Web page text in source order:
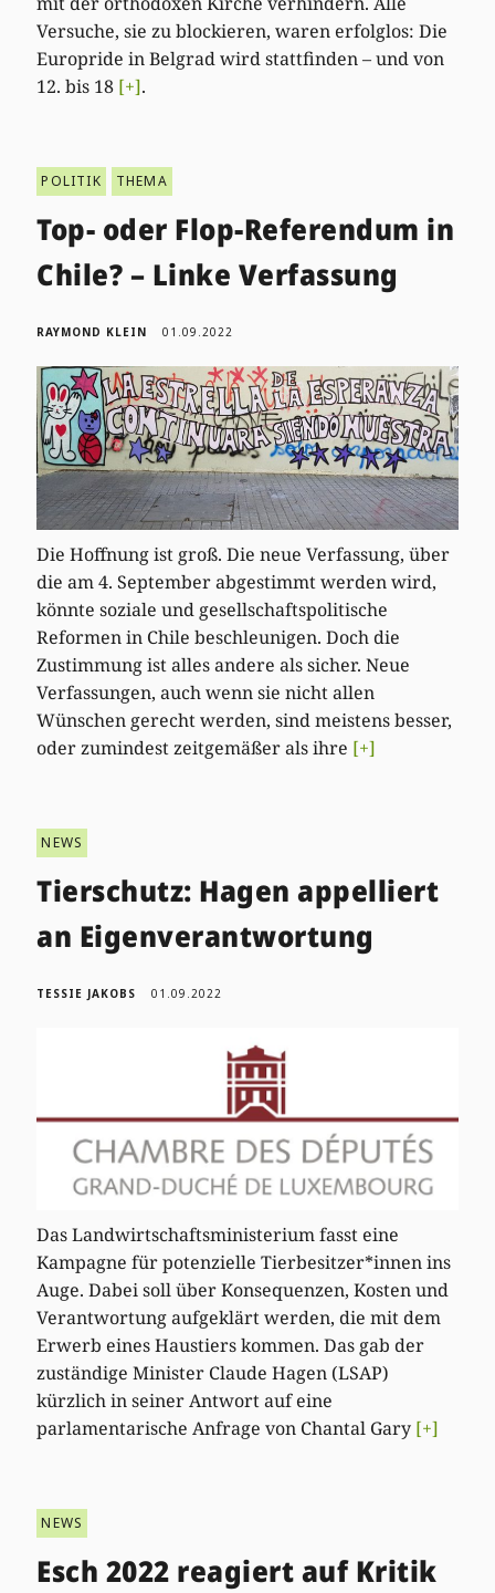
Versuche, sie zu blockieren, waren erfolglos: Die
Europride in Belgrad wird stattfinden – und von
12. bis 18 [+].
POLITIK THEMA
Top- oder Flop-Referendum in
Chile? – Linke Verfassung
RAYMOND KLEIN 01.09.2022
Die Hoffnung ist groß. Die neue Verfassung, über
die am 4. September abgestimmt werden wird,
könnte soziale und gesellschaftspolitische
Reformen in Chile beschleunigen. Doch die
Zustimmung ist alles andere als sicher. Neue
Verfassungen, auch wenn sie nicht allen
Wünschen gerecht werden, sind meistens besser,
oder zumindest zeitgemäßer als ihre [+]
NEWS
Tierschutz: Hagen appelliert
an Eigenverantwortung
TESSIE JAKOBS 01.09.2022
Das Landwirtschaftsministerium fasst eine
Kampagne für potenzielle Tierbesitzer*innen ins
Auge. Dabei soll über Konsequenzen, Kosten und
Verantwortung aufgeklärt werden, die mit dem
Erwerb eines Haustiers kommen. Das gab der
zuständige Minister Claude Hagen (LSAP)
kürzlich in seiner Antwort auf eine
parlamentarische Anfrage von Chantal Gary [+]
NEWS
Esch 2022 reagiert auf Kritik